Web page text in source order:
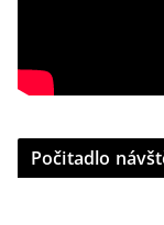
Počitadlo